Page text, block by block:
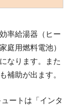
率給湯器（ヒー
庭用燃料電池）
なります。また
補助が出ます。
ートは「インタ